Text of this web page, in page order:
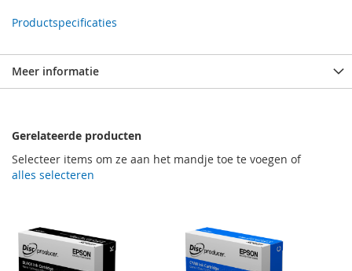
Productspecificaties
Meer informatie
Gerelateerde producten
Selecteer items om ze aan het mandje toe te voegen of
alles selecteren